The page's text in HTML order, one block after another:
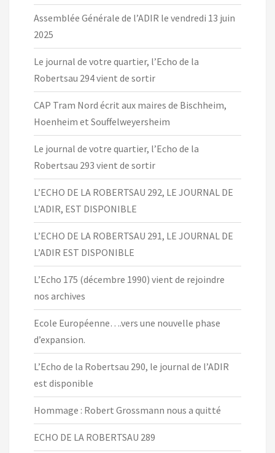
Assemblée Générale de l’ADIR le vendredi 13 juin
2025
Le journal de votre quartier, l’Echo de la
Robertsau 294 vient de sortir
CAP Tram Nord écrit aux maires de Bischheim,
Hoenheim et Souffelweyersheim
Le journal de votre quartier, l’Echo de la
Robertsau 293 vient de sortir
L’ECHO DE LA ROBERTSAU 292, LE JOURNAL DE
L’ADIR, EST DISPONIBLE
L’ECHO DE LA ROBERTSAU 291, LE JOURNAL DE
L’ADIR EST DISPONIBLE
L’Echo 175 (décembre 1990) vient de rejoindre
nos archives
Ecole Européenne….vers une nouvelle phase
d’expansion.
L’Echo de la Robertsau 290, le journal de l’ADIR
est disponible
Hommage : Robert Grossmann nous a quitté
ECHO DE LA ROBERTSAU 289